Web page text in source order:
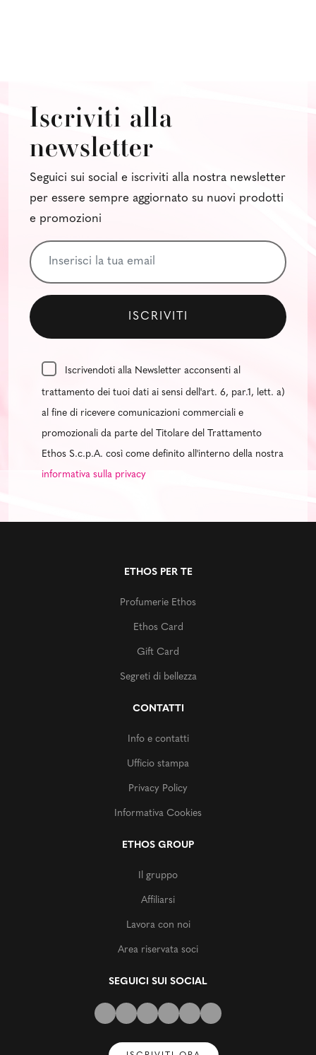
Iscriviti alla
newsletter
Seguici sui social e iscriviti alla nostra newsletter
per essere sempre aggiornato su nuovi prodotti
e promozioni
Iscrivendoti alla Newsletter acconsenti al
trattamento dei tuoi dati ai sensi dell'art. 6, par.1, lett. a)
al fine di ricevere comunicazioni commerciali e
promozionali da parte del Titolare del Trattamento
Ethos S.c.p.A. così come definito all'interno della nostra
informativa sulla privacy
ETHOS PER TE
Profumerie Ethos
Ethos Card
Gift Card
Segreti di bellezza
CONTATTI
Info e contatti
Ufficio stampa
Privacy Policy
Informativa Cookies
ETHOS GROUP
Il gruppo
Affiliarsi
Lavora con noi
Area riservata soci
SEGUICI SUI SOCIAL